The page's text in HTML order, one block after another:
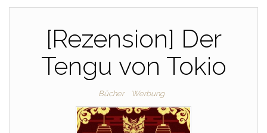
[Rezension] Der
Tengu von Tokio
Bücher Werbung